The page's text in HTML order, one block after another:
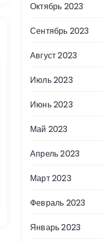
Октябрь 2023
Сентябрь 2023
Август 2023
Июль 2023
Июнь 2023
Май 2023
Апрель 2023
Март 2023
Февраль 2023
Январь 2023